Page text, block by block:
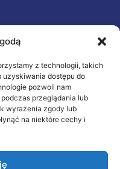
z technologii, takich
dostępu do
pozwoli nam
przeglądania lub
wyrażenia zgody lub
na niektóre cechy i